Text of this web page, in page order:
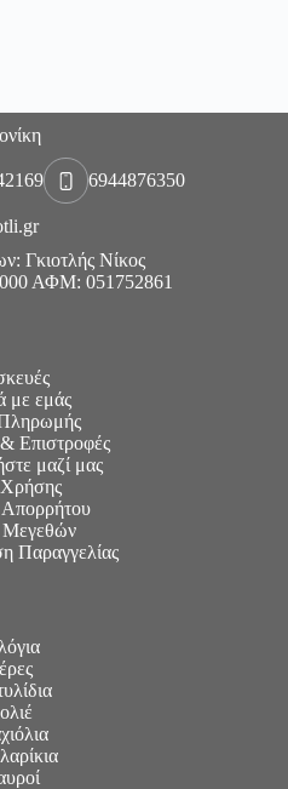
6944876350
Γκιοτλής Νίκος
ΑΦΜ: 051752861
με εμάς
Επιστροφές
μαζί μας
Απορρήτου
Μεγεθών
Παραγγελίας